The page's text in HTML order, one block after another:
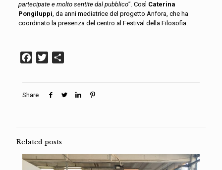
partecipate e molto sentite dal pubblico”. Così Caterina
Pongiluppi, da anni mediatrice del progetto Anfora, che ha
coordinato la presenza del centro al Festival della Filosofia.
Facebook
Twitter
Share
Related posts